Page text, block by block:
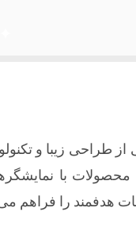
از طراحی زیبا و
محصولات با
هدفمند را فراهم